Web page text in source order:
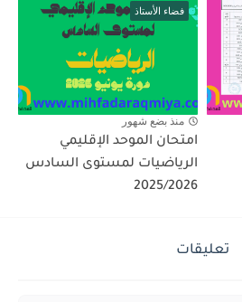
فضاء الأستاذ
منذ بضع شهور
امتحان الموحد الإقليمي
الرياضيات لمستوى السادس
2025/2026
تعليقات